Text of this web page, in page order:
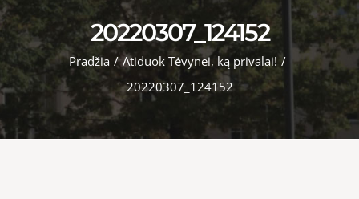
20220307_124152
Pradžia / Atiduok Tėvynei, ką privalai! /
20220307_124152